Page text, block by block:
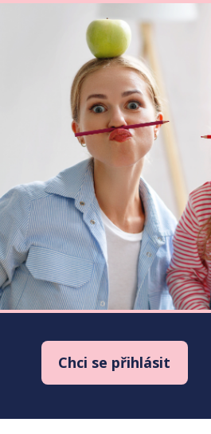
Chci se přihlásit